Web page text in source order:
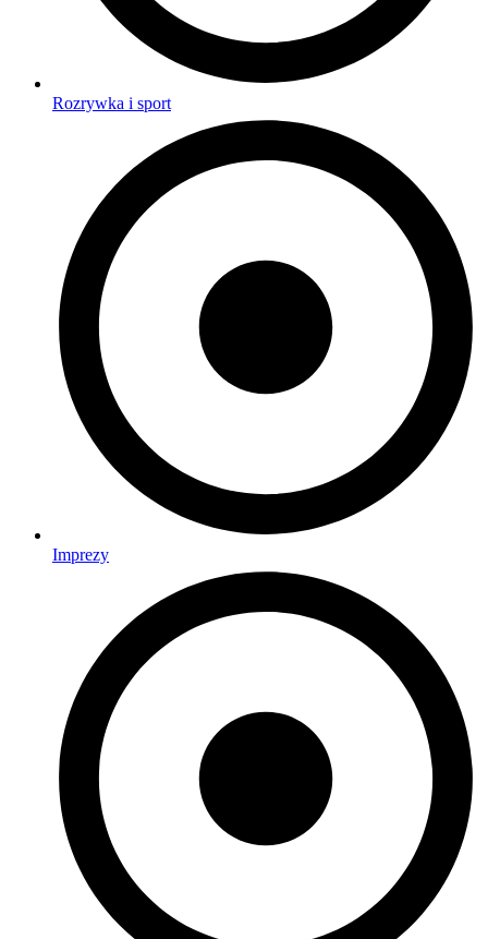
Rozrywka i sport
Imprezy